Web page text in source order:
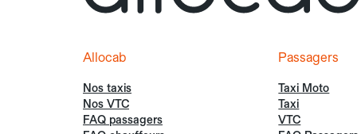
Allocab
Nos taxis
Nos VTC
FAQ passagers
Passagers
Taxi Moto
Taxi
VTC